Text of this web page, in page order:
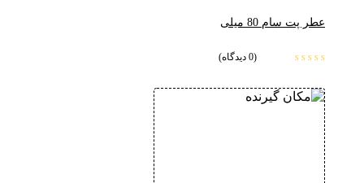
عطر پت سام 80 میلی